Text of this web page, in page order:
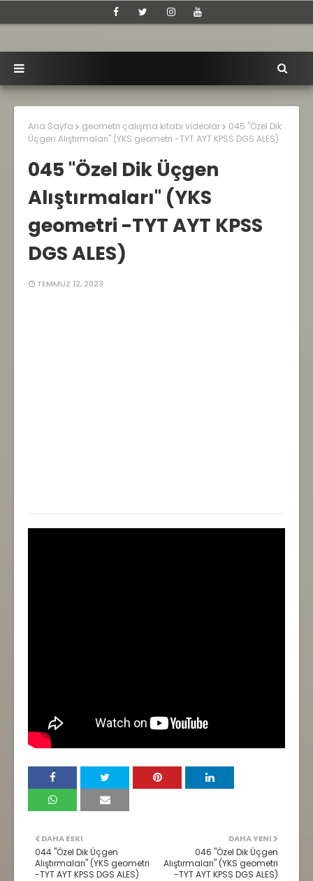
Ana Sayfa geometri çalışma kitabı videolar
045 "Özel Dik
Üçgen Alıştırmaları" (YKS geometri -TYT AYT KPSS DGS ALES)
045 "Özel Dik Üçgen
Alıştırmaları" (YKS
geometri -TYT AYT KPSS
DGS ALES)
TEMMUZ 12, 2023
DAHA YENI
046 "Özel Dik Üçgen
Alıştırmaları" (YKS geometri
-TYT AYT KPSS DGS ALES)
DAHA ESKI
044 "Özel Dik Üçgen
Alıştırmaları" (YKS geometri
-TYT AYT KPSS DGS ALES)